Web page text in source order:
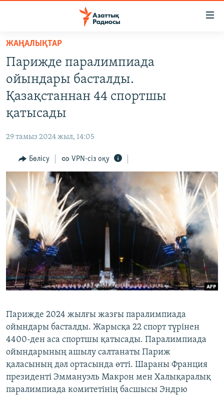
Skip
main
content
Skip
to
main
Skip
Search
САЯСАТ
AZATTYQTV
ӘЛЕМ
АРНАЙЫ ЖОБАЛАР
Русский
ЖАЗЫЛЫҢЫЗ
Басқа тілдерде
ЖАҢАЛЫҚТАР
Парижде паралимпиада
ойындары басталды.
Қазақстаннан 44 спортшы
қатысады
29 тамыз 2024 жыл, 14:05
Бөлісу VPN-сіз оқу
Парижде 2024 жылғы жазғы паралимпиада
ойындары басталды. Жарысқа 22 спорт түрінен
4400-ден аса спортшы қатысады. Паралимпиада
ойындарының ашылу салтанаты Париж
қаласының дәл ортасында өтті. Шараны Франция
президенті Эммануэль Макрон мен Халықаралық
паралимпиада комитетінің басшысы Эндрю